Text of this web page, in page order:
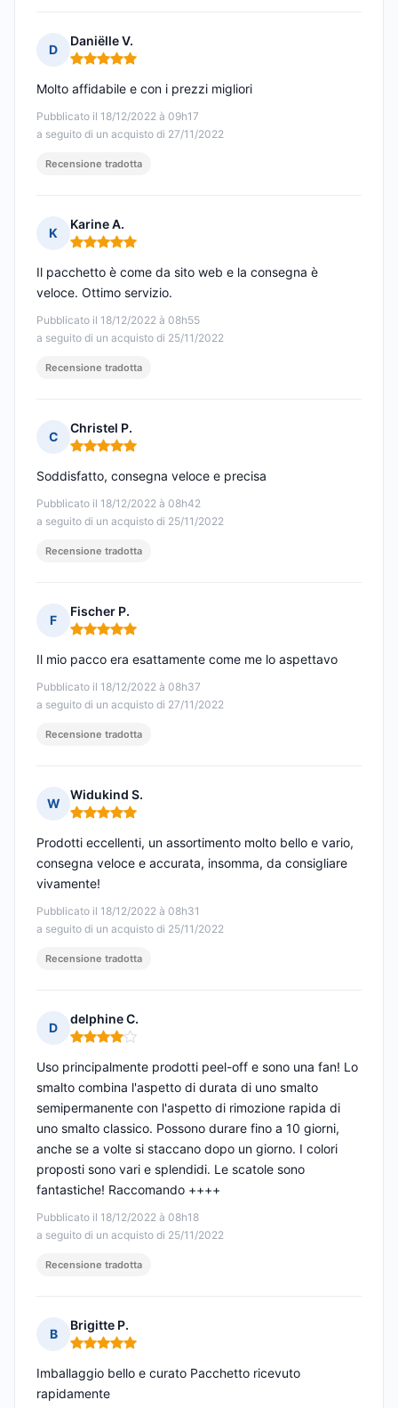
D
Daniëlle V.
Nota: 5 su 5
Pubblicato il 18/12/2022 à 09h17
a seguito di un acquisto di 27/11/2022
Molto affidabile e con i prezzi migliori
Recensione tradotta
K
Karine A.
Nota: 5 su 5
Pubblicato il 18/12/2022 à 08h55
a seguito di un acquisto di 25/11/2022
Il pacchetto è come da sito web e la consegna è
veloce. Ottimo servizio.
Recensione tradotta
C
Christel P.
Nota: 5 su 5
Pubblicato il 18/12/2022 à 08h42
a seguito di un acquisto di 25/11/2022
Soddisfatto, consegna veloce e precisa
Recensione tradotta
F
Fischer P.
Nota: 5 su 5
Pubblicato il 18/12/2022 à 08h37
a seguito di un acquisto di 27/11/2022
Il mio pacco era esattamente come me lo aspettavo
Recensione tradotta
W
Widukind S.
Nota: 5 su 5
Pubblicato il 18/12/2022 à 08h31
a seguito di un acquisto di 25/11/2022
Prodotti eccellenti, un assortimento molto bello e vario,
consegna veloce e accurata, insomma, da consigliare
vivamente!
Recensione tradotta
D
delphine C.
Nota: 4 su 5
Pubblicato il 18/12/2022 à 08h18
a seguito di un acquisto di 25/11/2022
Uso principalmente prodotti peel-off e sono una fan! Lo
smalto combina l'aspetto di durata di uno smalto
semipermanente con l'aspetto di rimozione rapida di
uno smalto classico. Possono durare fino a 10 giorni,
anche se a volte si staccano dopo un giorno. I colori
proposti sono vari e splendidi. Le scatole sono
fantastiche! Raccomando ++++
Recensione tradotta
B
Brigitte P.
Nota: 5 su 5
Imballaggio bello e curato Pacchetto ricevuto
rapidamente